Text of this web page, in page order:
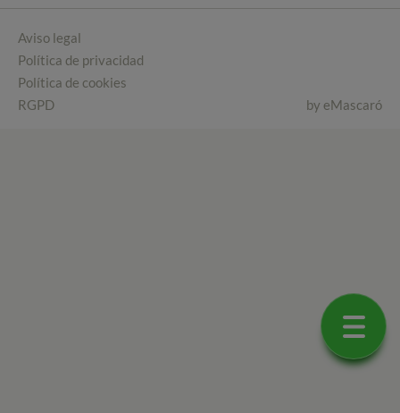
Aviso legal
Política de privacidad
Política de cookies
RGPD
by eMascaró